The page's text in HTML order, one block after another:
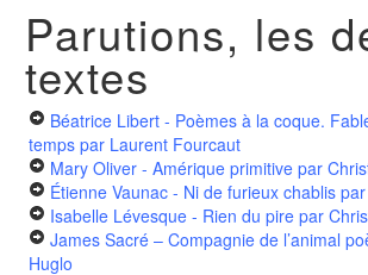
Parutions, les
textes
Béatrice Libert - Poèmes à la coque.
temps par Laurent Fourcaut
Mary Oliver - Amérique primitive par
Étienne Vaunac - Ni de furieux chablis
Isabelle Lévesque - Rien du pire par
James Sacré – Compagnie de l’animal
Huglo